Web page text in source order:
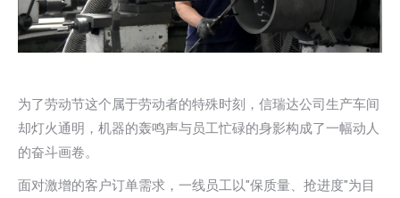
为了劳动节这个属于劳动者的特殊时刻，信瑞达公司生产车间
却灯火通明，机器的轰鸣声与员工忙碌的身影构成了一幅动人
的奋斗画卷。
面对激增的客户订单需求，一线员工以"保质量、抢进度"为目